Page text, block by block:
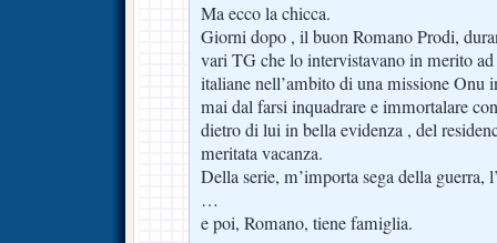
Ma ecco la chicca.
Giorni dopo , il buon Romano Prodi,
vari TG che lo intervistavano in merito
italiane nell’ambito di una missione Onu
mai dal farsi inquadrare e immortalare
dietro di lui in bella evidenza , del
meritata vacanza.
Della serie, m’importa sega della guerra,
…
e poi, Romano, tiene famiglia.